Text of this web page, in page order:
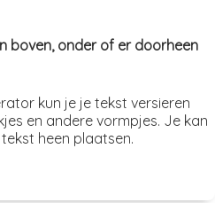
boven, onder of er doorheen
kun je je tekst versieren
en andere vormpjes. Je kan
heen plaatsen.